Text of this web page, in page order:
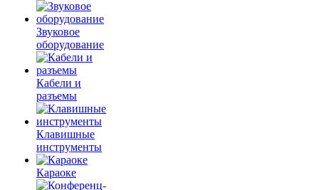
Звуковое
оборудование
Кабели и
разъемы
Клавишные
инструменты
Караоке